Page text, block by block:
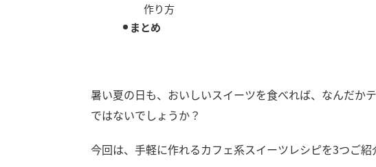
作り方
まとめ
暑い夏の日も、おいしいスイーツを食べれば、なんだか
ではないでしょうか？
今回は、手軽に作れるカフェ系スイーツレシピを3つご紹